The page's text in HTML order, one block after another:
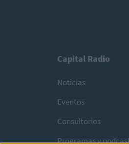
Capital Radio
Noticias
Eventos
Consultorios
Programas y